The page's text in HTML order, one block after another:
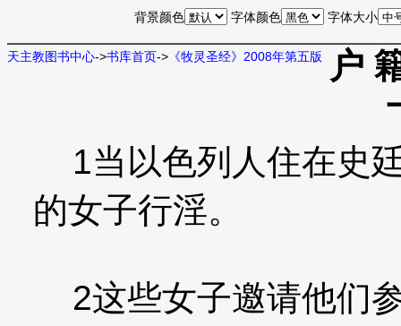
背景颜色 字体颜色 字体大小
天主教图书中心->书库首页-> 《牧灵圣经》2008年第五版
户
1当以色列人住在史
的女子行淫。
2这些女子邀请他们